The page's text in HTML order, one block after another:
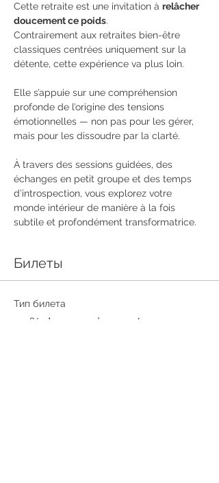
Cette retraite est une invitation à relâcher
doucement ce poids.
Contrairement aux retraites bien-être
classiques centrées uniquement sur la
détente, cette expérience va plus loin.
Elle s’appuie sur une compréhension
profonde de l’origine des tensions
émotionnelles — non pas pour les gérer,
mais pour les dissoudre par la clarté.
À travers des sessions guidées, des
échanges en petit groupe et des temps
d’introspection, vous explorez votre
monde intérieur de manière à la fois
subtile et profondément transformatrice.
Билеты
Тип билета
30% down paiement